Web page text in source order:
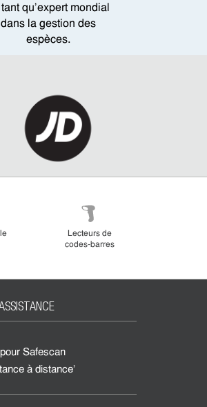
qu’expert mondial
dans la gestion des
espèces.
Lecteurs de
codes-barres
Safescan
à distance'